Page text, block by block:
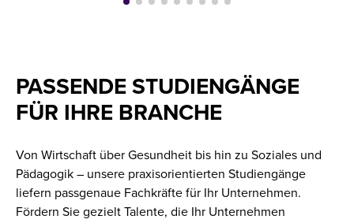
PASSENDE STUDIENGÄNGE
FÜR IHRE BRANCHE
Von Wirtschaft über Gesundheit bis hin zu Soziales und
Pädagogik – unsere praxisorientierten Studiengänge
liefern passgenaue Fachkräfte für Ihr Unternehmen.
Fördern Sie gezielt Talente, die Ihr Unternehmen